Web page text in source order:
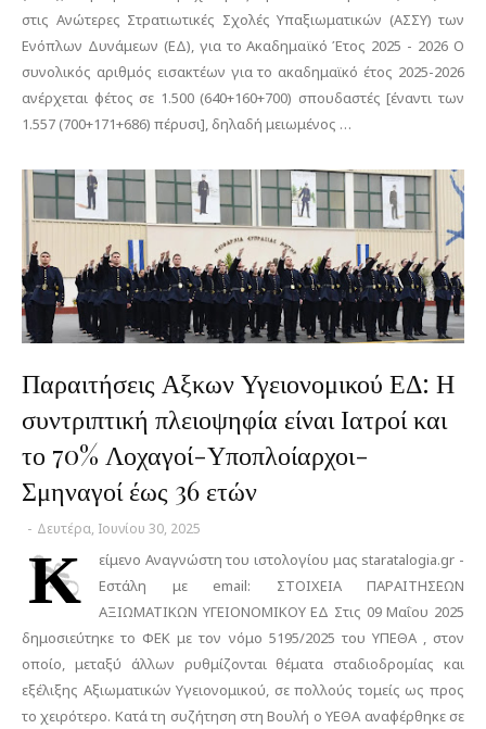
στις Ανώτερες Στρατιωτικές Σχολές Υπαξιωματικών (ΑΣΣΥ) των
Ενόπλων Δυνάμεων (ΕΔ), για το Ακαδημαϊκό Έτος 2025 - 2026 Ο
συνολικός αριθμός εισακτέων για το ακαδημαϊκό έτος 2025-2026
ανέρχεται φέτος σε 1.500 (640+160+700) σπουδαστές [έναντι των
1.557 (700+171+686) πέρυσι], δηλαδή μειωμένος …
Παραιτήσεις Αξκων Υγειονομικού ΕΔ: Η
συντριπτική πλειοψηφία είναι Ιατροί και
το 70% Λοχαγοί-Υποπλοίαρχοι-
Σμηναγοί έως 36 ετών
- Δευτέρα, Ιουνίου 30, 2025
Κ
είμενο Αναγνώστη του ιστολογίου μας staratalogia.gr -
Εστάλη με email: ΣΤΟΙΧΕΙΑ ΠΑΡΑΙΤΗΣΕΩΝ
ΑΞΙΩΜΑΤΙΚΩΝ ΥΓΕΙΟΝΟΜΙΚΟΥ ΕΔ Στις 09 Μαΐου 2025
δημοσιεύτηκε το ΦΕΚ με τον νόμο 5195/2025 του ΥΠΕΘΑ , στον
οποίο, μεταξύ άλλων ρυθμίζονται θέματα σταδιοδρομίας και
εξέλιξης Αξιωματικών Υγειονομικού, σε πολλούς τομείς ως προς
το χειρότερο. Κατά τη συζήτηση στη Βουλή ο ΥΕΘΑ αναφέρθηκε σε